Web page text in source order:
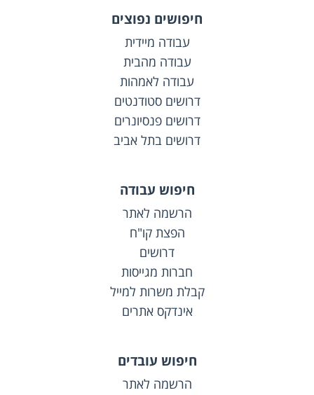
חיפושים נפוצים
עבודה מיידית
עבודה מהבית
עבודה לאמהות
דרושים סטודנטים
דרושים פנסיונרים
דרושים בתל אביב
חיפוש עבודה
הרשמה לאתר
הפצת קו"ח
דרושים
חברות מגייסות
קבלת משרות למייל
אינדקס אתרים
חיפוש עובדים
הרשמה לאתר